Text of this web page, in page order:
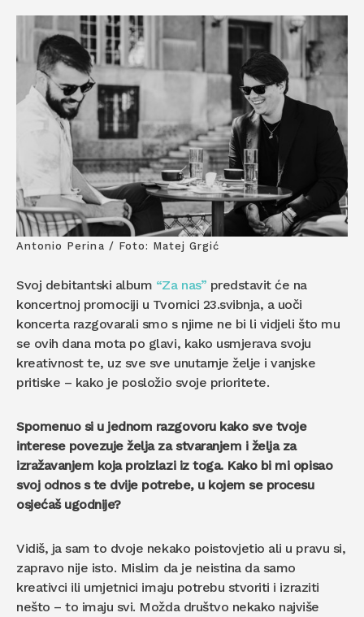
Antonio Perina / Foto: Matej Grgić
Svoj debitantski album “Za nas” predstavit će na
koncertnoj promociji u Tvornici 23.svibnja, a uoči
koncerta razgovarali smo s njime ne bi li vidjeli što mu
se ovih dana mota po glavi, kako usmjerava svoju
kreativnost te, uz sve sve unutarnje želje i vanjske
pritiske – kako je posložio svoje prioritete.
Spomenuo si u jednom razgovoru kako sve tvoje
interese povezuje želja za stvaranjem i želja za
izražavanjem koja proizlazi iz toga. Kako bi mi opisao
svoj odnos s te dvije potrebe, u kojem se procesu
osjećaš ugodnije?
Vidiš, ja sam to dvoje nekako poistovjetio ali u pravu si,
zapravo nije isto. Mislim da je neistina da samo
kreativci ili umjetnici imaju potrebu stvoriti i izraziti
nešto – to imaju svi. Možda društvo nekako najviše